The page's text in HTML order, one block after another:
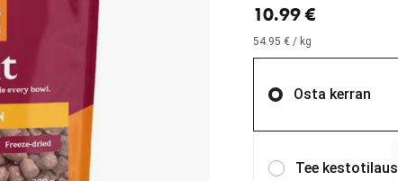
10.99 €
54.95 € / kg
Osta kerran
Tee kestotilaus